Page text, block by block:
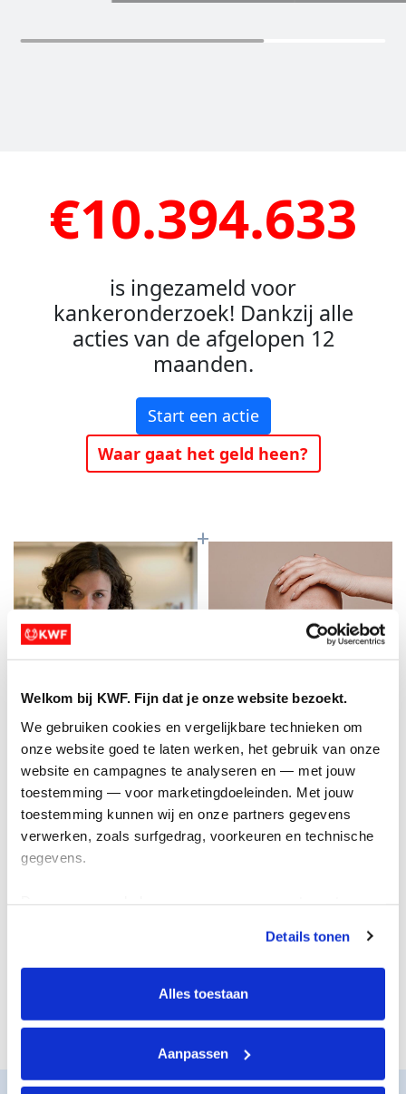
Welkom bij KWF. Fijn dat je onze website bezoekt.
We gebruiken cookies en vergelijkbare technieken om
onze website goed te laten werken, het gebruik van onze
website en campagnes te analyseren en — met jouw
toestemming — voor marketingdoeleinden. Met jouw
toestemming kunnen wij en onze partners gegevens
verwerken, zoals surfgedrag, voorkeuren en technische
gegevens.
tonen. Je kunt je toestemming op elk moment wijzigen of
intrekken via Cookie instellingen onderaan de pagina. De
lijst met cookies is te vinden in het tabblad “details”.
Details tonen
Alles toestaan
Aanpassen
€10.394.633
is ingezameld voor
kankeronderzoek! Dankzij alle
acties van de afgelopen 12
maanden.
Start een actie
Waar gaat het geld heen?
Baanbrekend
onderzoek
Meer kans op
genezing
De juiste steun
Nieuwe